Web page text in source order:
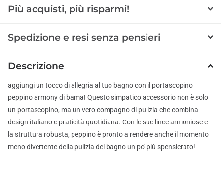
Più acquisti, più risparmi!
Spedizione e resi senza pensieri
Descrizione
aggiungi un tocco di allegria al tuo bagno con il portascopino
peppino armony di bama! Questo simpatico accessorio non è solo
un portascopino, ma un vero compagno di pulizia che combina
design italiano e praticità quotidiana. Con le sue linee armoniose e
la struttura robusta, peppino è pronto a rendere anche il momento
meno divertente della pulizia del bagno un po' più spensierato!